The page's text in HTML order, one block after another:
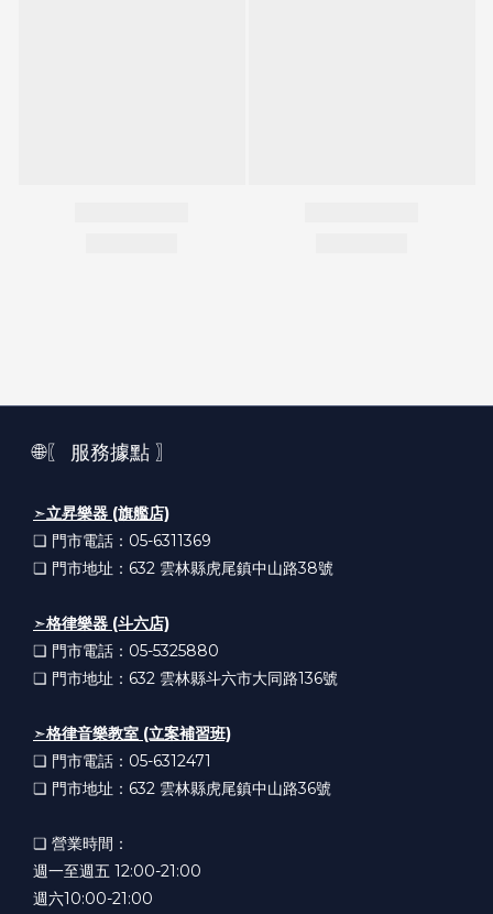
🌐〖 服務據點 〗
➣立昇樂器 (旗艦店)
❏ 門市電話：05-6311369
❏ 門市地址：632 雲林縣虎尾鎮中山路38號
➣格律樂器 (斗六店)
❏ 門市電話：05-5325880
❏ 門市地址：632 雲林縣斗六市大同路136號
➣格律音樂教室 (立案補習班)
❏ 門市電話：05-6312471
❏ 門市地址：632 雲林縣虎尾鎮中山路36號
❏ 營業時間：
週一至週五 12:00-21:00
週六10:00-21:00